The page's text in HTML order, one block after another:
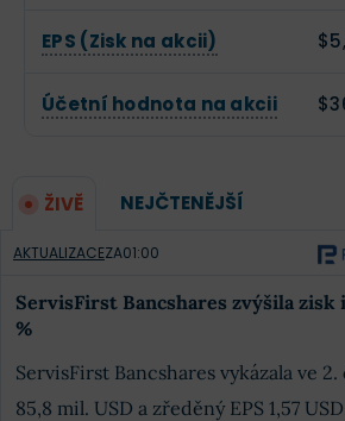
EPS (Zisk na akcii)
Účetní hodnota na akcii
ŽIVĚ NEJČTENĚJŠÍ
AKTUALIZACEZA01:00
ServisFirst Bancshares zvýšila zisk
%
ServisFirst Bancshares vykázala ve
85,8 mil. USD a zředěný EPS 1,57